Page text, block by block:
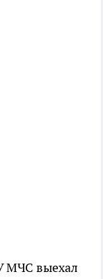
МЧС выехал